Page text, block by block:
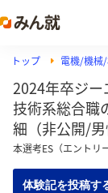
トップ 電機/機械
2024年卒ジ
技術系総合職
細（非公開/男
本選考ES（エントリ
体験記を投稿す